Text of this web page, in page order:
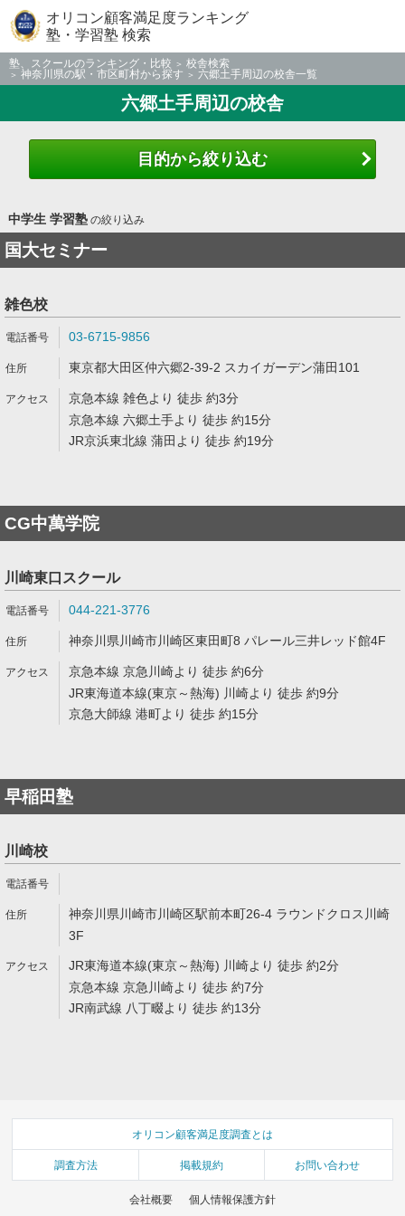
オリコン顧客満足度ランキング
塾・学習塾 検索
塾、スクールのランキング・比較
校舎検索
神奈川県の駅・市区町村から探す
六郷土手周辺の校舎一覧
六郷土手周辺の校舎
目的から絞り込む
中学生 学習塾の絞り込み
国大セミナー
雑色校
03-6715-9856
東京都大田区仲六郷2-39-2 スカイガーデン蒲田101
京急本線 雑色より 徒歩 約3分
京急本線 六郷土手より 徒歩 約15分
JR京浜東北線 蒲田より 徒歩 約19分
CG中萬学院
川崎東口スクール
044-221-3776
神奈川県川崎市川崎区東田町8 パレール三井レッド館4F
京急本線 京急川崎より 徒歩 約6分
JR東海道本線(東京～熱海) 川崎より 徒歩 約9分
京急大師線 港町より 徒歩 約15分
早稲田塾
川崎校
神奈川県川崎市川崎区駅前本町26-4 ラウンドクロス川崎
3F
JR東海道本線(東京～熱海) 川崎より 徒歩 約2分
京急本線 京急川崎より 徒歩 約7分
JR南武線 八丁畷より 徒歩 約13分
オリコン顧客満足度調査とは
調査方法 掲載規約 お問い合わせ
会社概要 個人情報保護方針